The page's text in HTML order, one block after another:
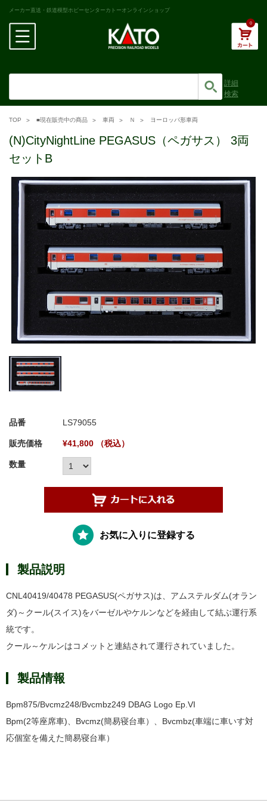
メーカー直送・鉄道模型ホビーセンターカトーオンラインショップ
0
詳細
検索
TOP ■現在販売中の商品 車両 Ｎ ヨーロッパ形車両
(N)CityNightLine PEGASUS（ペガサス） 3両
セットB
品番 LS79055
販売価格 ¥41,800 （税込）
数量
お気に入りに登録する
製品説明
CNL40419/40478 PEGASUS(ペガサス)は、アムステルダム(オラン
ダ)～クール(スイス)をバーゼルやケルンなどを経由して結ぶ運行系
統です。
クール～ケルンはコメットと連結されて運行されていました。
製品情報
Bpm875/Bvcmz248/Bvcmbz249 DBAG Logo Ep.VI
Bpm(2等座席車)、Bvcmz(簡易寝台車）、Bvcmbz(車端に車いす対
応個室を備えた簡易寝台車）